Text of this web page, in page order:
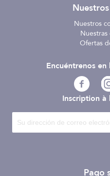
Nuestros
Ofertas
Inscription à
Pago
Encuéntrenos en